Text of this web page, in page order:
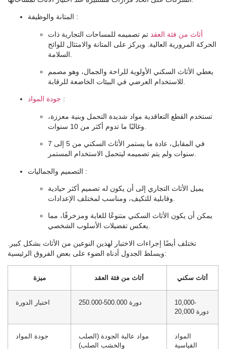
:
أثاث من فئة العقد تم تصميمه للمساحات التجارية ذات
الحركة المرورية العالية. ويركز على المتانة والامتثال للوائح
يعطي الأثاث السكني الأولوية للراحة والجمال، وهو مصمم
:
تستخدم القطع التعاقدية مواد شديدة التحمل وبنية معززة،
في المقابل، عادة ما يستمر الأثاث السكني من 5 إلى 7
:
يميل الأثاث التجاري إلى أن يكون له تصميم أكثر حيادية
يمكن أن يكون الأثاث السكني متنوعًا للغاية ومزخرفًا، مما
يعكس تفضيلات الأسلوب الشخصي.
تختلف أيضًا إجراءات الاختبار لهذين النوعين من الأثاث بشكل كبير.
ويسلط الجدول أدناه الضوء على بعض الفروق الرئيسية:
ميزة أثاث من فئة العقد أثاث سكني
اختبار الدورة 250.000-500.000 دورة
10,000-
20,000 دورة
جودة المواد
مواد عالية الجودة (الصلب
والخشب الصلب)
المواد
القياسية